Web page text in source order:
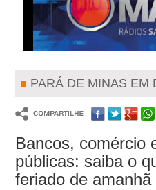
PARÁ DE MINAS EM
Bancos, comércio
públicas: saiba o
feriado de amanhã